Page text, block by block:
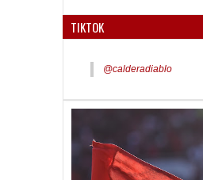
TIKTOK
@calderadiablo